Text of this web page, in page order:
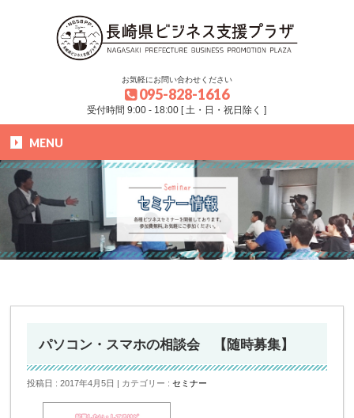
お気軽にお問い合わせください
095-828-1616
受付時間 9:00 - 18:00 [ 土・日・祝日除く ]
MENU
パソコン・スマホの相談会 【随時募集】
投稿日 : 2017年4月5日 カテゴリー :セミナー